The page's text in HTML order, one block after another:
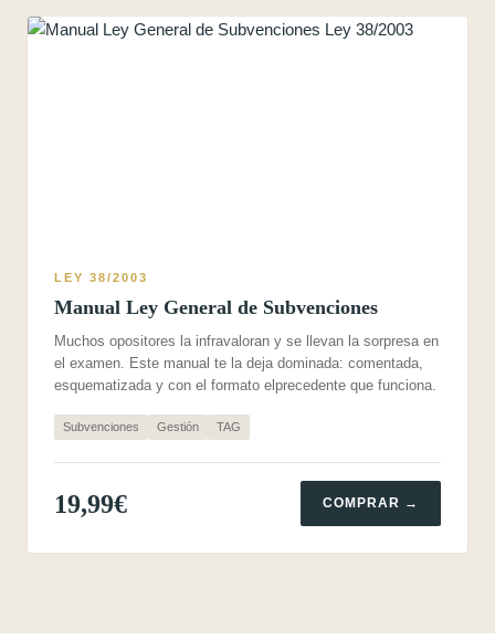
LEY 38/2003
Manual Ley General de Subvenciones
Muchos opositores la infravaloran y se llevan la sorpresa en
el examen. Este manual te la deja dominada: comentada,
esquematizada y con el formato elprecedente que funciona.
Subvenciones Gestión TAG
19,99€ COMPRAR →